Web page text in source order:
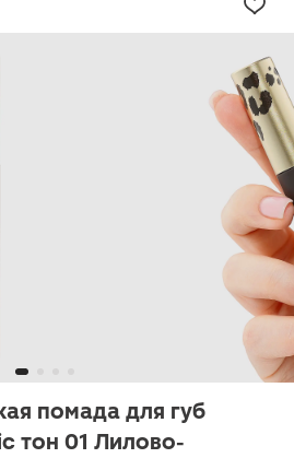
помада для губ
тон 01 Лилово-